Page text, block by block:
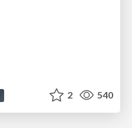
2 540